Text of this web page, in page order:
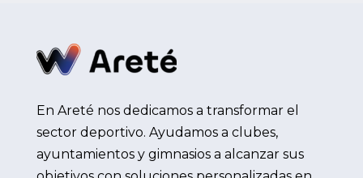
En Areté nos dedicamos a transformar el
sector deportivo. Ayudamos a clubes,
ayuntamientos y gimnasios a alcanzar sus